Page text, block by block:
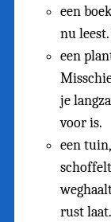
een
nu
een
je
voor is.
een
rust laat.